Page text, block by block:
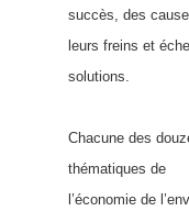
succès, des
leurs freins et
solutions.
Chacune des
thématiques de
l’économie de